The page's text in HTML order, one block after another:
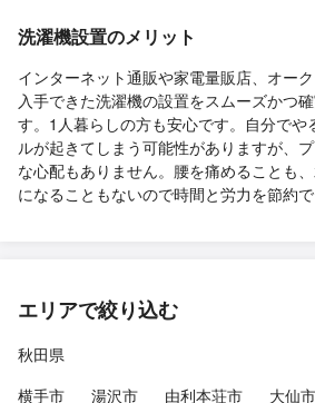
洗濯機設置のメリット
インターネット通販や家電量販店、オー
入手できた洗濯機の設置をスムーズかつ
す。1人暮らしの方も安心です。自分でや
ルが起きてしまう可能性がありますが、
な心配もありません。腰を痛めることも
になることもないので時間と労力を節約で
エリアで絞り込む
秋田県
横手市
湯沢市 由利本荘市 大仙市